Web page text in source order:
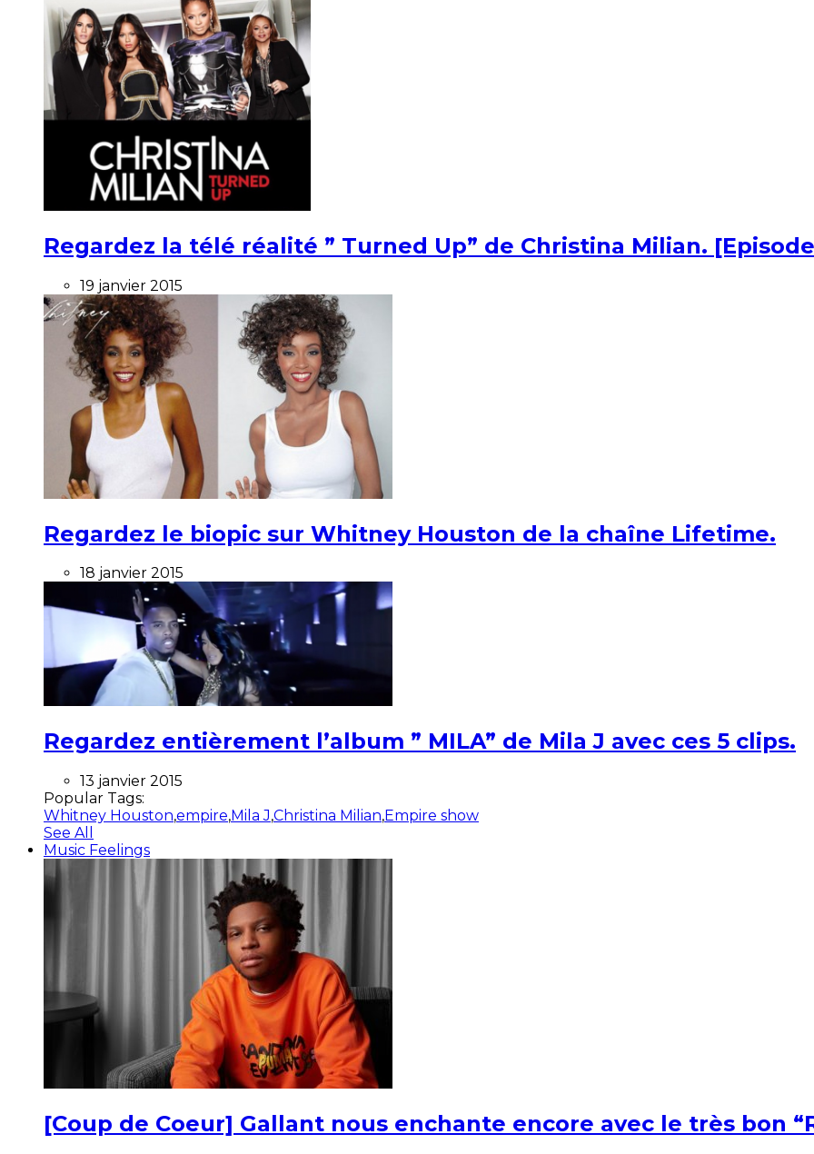
Regardez la télé réalité ” Turned Up” de Christina Milian.
19 janvier 2015
Regardez le biopic sur Whitney Houston de la chaîne Lifetime.
18 janvier 2015
Regardez entièrement l’album ” MILA” de Mila J avec ces 5 clips.
13 janvier 2015
Popular Tags:
Whitney Houston,empire,Mila J,Christina Milian,Empire show
See All
Music Feelings
[Coup de Coeur] Gallant nous enchante encore avec le très bon